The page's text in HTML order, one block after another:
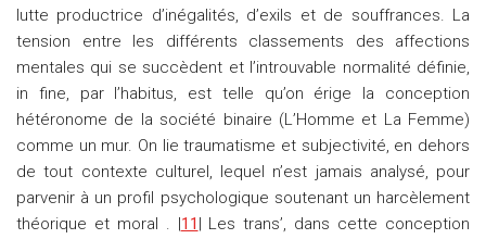
lutte productrice d’inégalités, d’exils et de souffrances. La
tension entre les différents classements des affections
mentales qui se succèdent et l’introuvable normalité définie,
in fine, par l’habitus, est telle qu’on érige la conception
hétéronome de la société binaire (L’Homme et La Femme)
comme un mur. On lie traumatisme et subjectivité, en dehors
de tout contexte culturel, lequel n’est jamais analysé, pour
parvenir à un profil psychologique soutenant un harcèlement
théorique et moral . |11 | Les trans’, dans cette conception